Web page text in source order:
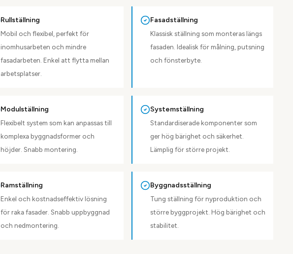
Rullställning
Mobil och flexibel, perfekt för
inomhusarbeten och mindre
fasadarbeten. Enkel att flytta mellan
arbetsplatser.
Fasadställning
Klassisk ställning som monteras längs
fasaden. Idealisk för målning, putsning
och fönsterbyte.
Modulställning
Flexibelt system som kan anpassas till
komplexa byggnadsformer och
höjder. Snabb montering.
Systemställning
Standardiserade komponenter som
ger hög bärighet och säkerhet.
Lämplig för större projekt.
Ramställning
Enkel och kostnadseffektiv lösning
för raka fasader. Snabb uppbyggnad
och nedmontering.
Byggnadsställning
Tung ställning för nyproduktion och
större byggprojekt. Hög bärighet och
stabilitet.